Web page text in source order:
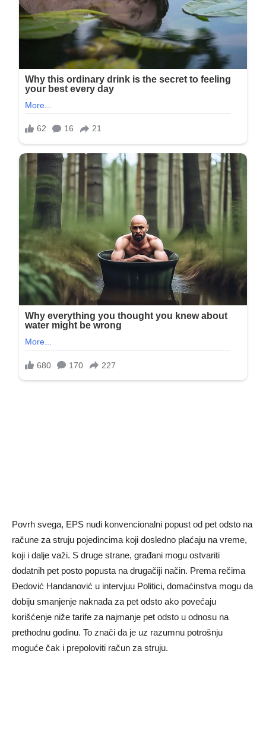
Povrh svega, EPS nudi konvencionalni popust od pet odsto na
račune za struju pojedincima koji dosledno plaćaju na vreme,
koji i dalje važi. S druge strane, građani mogu ostvariti
dodatnih pet posto popusta na drugačiji način. Prema rečima
Đedović Handanović u intervjuu Politici, domaćinstva mogu da
dobiju smanjenje naknada za pet odsto ako povećaju
korišćenje niže tarife za najmanje pet odsto u odnosu na
prethodnu godinu. To znači da je uz razumnu potrošnju
moguće čak i prepoloviti račun za struju.